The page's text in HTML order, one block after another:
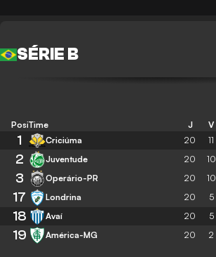
SÉRIE B
Posição
Time J V
1 Criciúma 20 11
2 Juventude 20 10
3 Operário-PR 20 10
17 Londrina 20 5
18 Avaí 20 5
19 América-MG 20 2